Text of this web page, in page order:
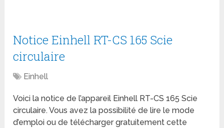
Notice Einhell RT-CS 165 Scie
circulaire
Einhell
Voici la notice de l’appareil Einhell RT-CS 165 Scie
circulaire. Vous avez la possibilité de lire le mode
d’emploi ou de télécharger gratuitement cette